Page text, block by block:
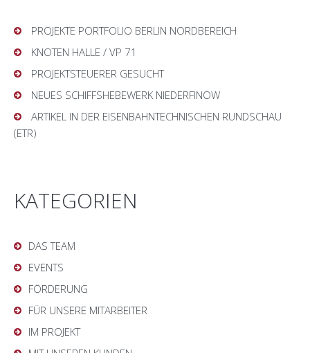
PROJEKTE PORTFOLIO BERLIN NORDBEREICH
KNOTEN HALLE / VP 71
PROJEKTSTEUERER GESUCHT
NEUES SCHIFFSHEBEWERK NIEDERFINOW
ARTIKEL IN DER EISENBAHNTECHNISCHEN RUNDSCHAU
(ETR)
KATEGORIEN
DAS TEAM
EVENTS
FÖRDERUNG
FÜR UNSERE MITARBEITER
IM PROJEKT